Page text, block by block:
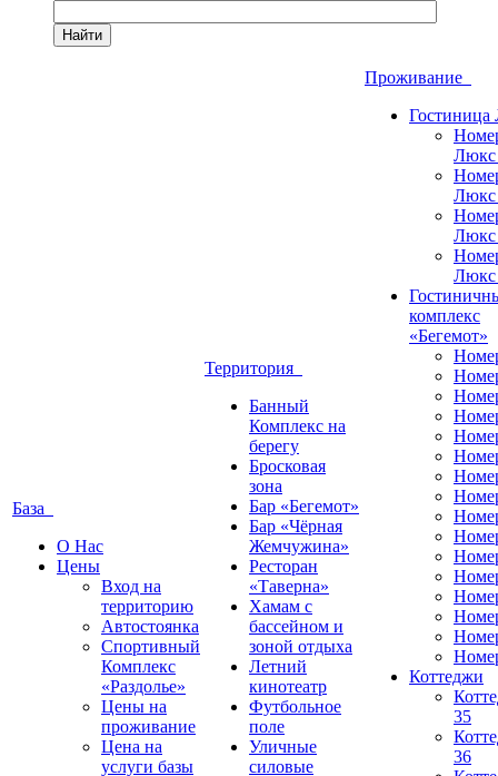
Найти
База
О Нас
Цены
Вход на
территорию
Автостоянка
Спортивный
Комплекс
«Раздолье»
Цены на
проживание
Цена на
услуги базы
Территория
Банный
Комплекс на
берегу
Бросковая
зона
Бар «Бегемот»
Бар «Чёрная
Жемчужина»
Ресторан
«Таверна»
Хамам с
бассейном и
зоной отдыха
Летний
кинотеатр
Футбольное
поле
Уличные
силовые
Проживание
комплекс
«Бегемот»
Коттеджи
35
36